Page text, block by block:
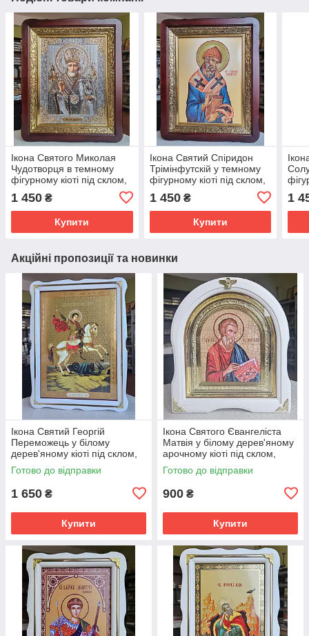
Ікона Святого Миколая
Чудотворця в темному
фігурному кіоті під склом,
розмір кіота 52*42, розмір
сюжета 30×40
1 450 ₴
Купити
Ікона Святий Спіридон
Трімінфутскій у темному
фігурному кіоті під склом,
розмір кіота 52×42, розмір
сюжету 30×40.
1 450₴
Купити
1
Акційні пропозиції та новинки
Ікона Святий Георгій
Переможець у білому
дерев'яному кіоті під склом,
розмір кіота 54*40, сюжет
33*46
Готово до відправки
1 650 ₴
Купити
Ікона Святого Євангеліста
Матвія у білому дерев'яному
арочному кіоті під склом,
розмір кіота 28*25, сюжет
15*18.
Готово до відправки
900 ₴
Купити